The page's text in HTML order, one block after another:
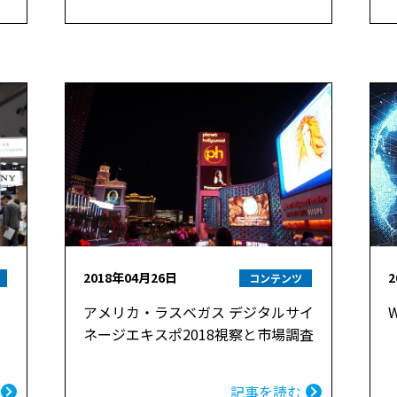
2018年04月26日 コンテンツ
アメリカ・ラスベガス デジタルサイ
ネージエキスポ2018視察と市場調査
記事を読む